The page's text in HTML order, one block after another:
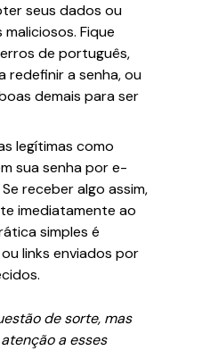
seus dados ou
Fique
de português,
redefinir a senha, ou
demais para ser
legítimas como
sua senha por e-
receber algo assim,
imediatamente ao
simples é
links enviados por
de sorte, mas
a esses